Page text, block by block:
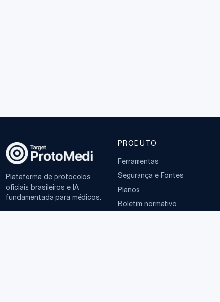
Plataforma de protocolos
oficiais brasileiros e IA
fundamentada para médicos.
PRODUTO
Ferramentas
Segurança e Fontes
Planos
Boletim normativo